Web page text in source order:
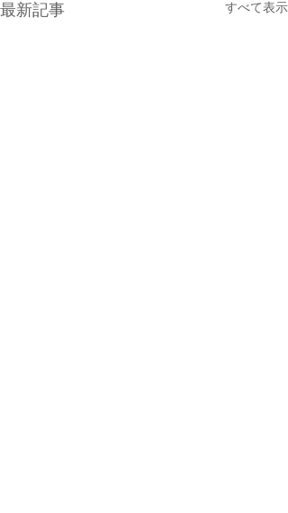
最新記事 すべて表示